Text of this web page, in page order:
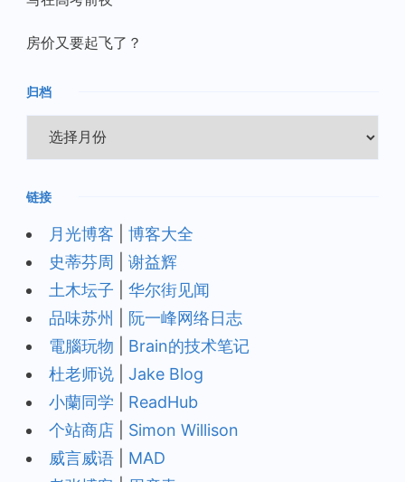
房价又要起飞了？
归档
档
链接
月光博客
博客大全
史蒂芬周
谢益辉
土木坛子
华尔街见闻
品味苏州
阮一峰网络日志
電腦玩物
Brain的技术笔记
杜老师说
Jake Blog
小蘭同学
ReadHub
个站商店
Simon Willison
威言威语
MAD